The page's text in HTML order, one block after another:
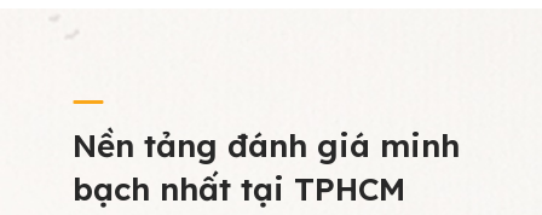
Nền tảng đánh giá minh
bạch nhất tại TPHCM